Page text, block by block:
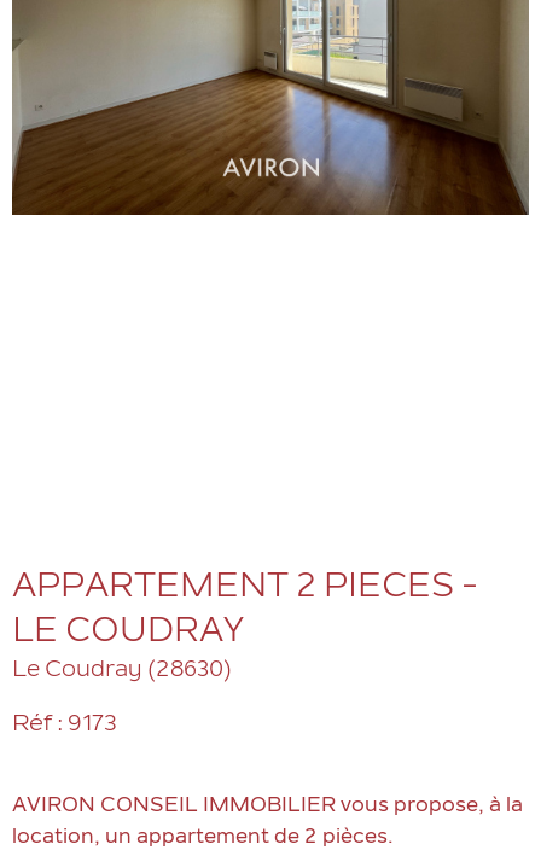
APPARTEMENT 2 PIECES -
LE COUDRAY
Le Coudray (28630)
Réf : 9173
AVIRON CONSEIL IMMOBILIER vous propose, à la
location, un appartement de 2 pièces.